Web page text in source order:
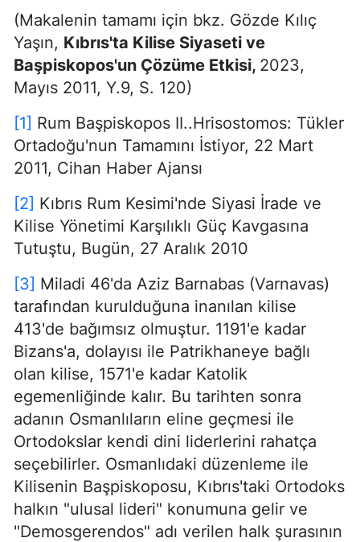
(Makalenin tamamı için bkz. Gözde Kılıç
Yaşın, Kıbrıs'ta Kilise Siyaseti ve
Başpiskopos'un Çözüme Etkisi, 2023,
Mayıs 2011, Y.9, S. 120)
[1] Rum Başpiskopos II..Hrisostomos: Tükler
Ortadoğu'nun Tamamını İstiyor, 22 Mart
2011, Cihan Haber Ajansı
[2] Kıbrıs Rum Kesimi'nde Siyasi İrade ve
Kilise Yönetimi Karşılıklı Güç Kavgasına
Tutuştu, Bugün, 27 Aralık 2010
[3] Miladi 46'da Aziz Barnabas (Varnavas)
tarafından kurulduğuna inanılan kilise
413'de bağımsız olmuştur. 1191'e kadar
Bizans'a, dolayısı ile Patrikhaneye bağlı
olan kilise, 1571'e kadar Katolik
egemenliğinde kalır. Bu tarihten sonra
adanın Osmanlıların eline geçmesi ile
Ortodokslar kendi dini liderlerini rahatça
seçebilirler. Osmanlıdaki düzenleme ile
Kilisenin Başpiskoposu, Kıbrıs'taki Ortodoks
halkın "ulusal lideri" konumuna gelir ve
"Demosgerendos" adı verilen halk şurasının